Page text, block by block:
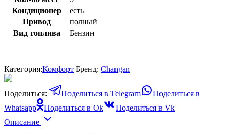
Кондиционер
есть
Привод
полный
Вид топлива
Бензин
Категория:Комфорт Бренд: Changan
Поделиться: Поделиться в Telegram
Поделиться в
Whatsapp
Поделиться в Ok
Поделиться в Vk
Описание